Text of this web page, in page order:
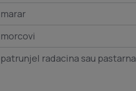
marar
morcovi
patrunjel radacina sau